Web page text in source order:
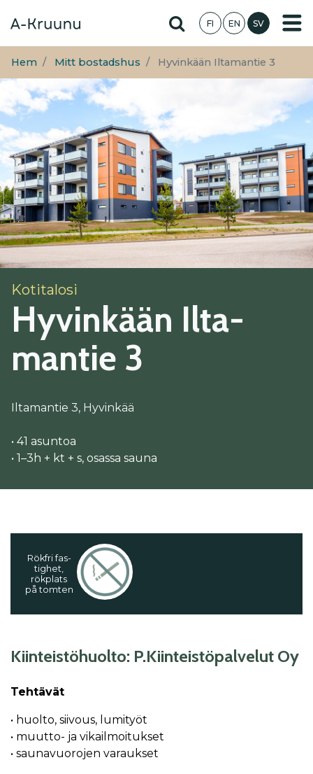
huvudinnehåll
Hae sivustolta
FI EN SV
Hem Mitt bostadshus Hyvinkään Iltamantie 3
Kotitalosi
Hy­vin­kään Il­ta­
man­tie 3
Iltamantie 3, Hyvinkää
• 41 asuntoa
• 1–3h + kt + s, osassa sauna
Rökf­ri fas­
tig­het,
rökp­lats
på tom­ten
Kiinteistöhuolto: P.Kiinteistöpalvelut Oy
Tehtävät
• huolto, siivous, lumityöt
• muutto- ja vikailmoitukset
• saunavuorojen varaukset